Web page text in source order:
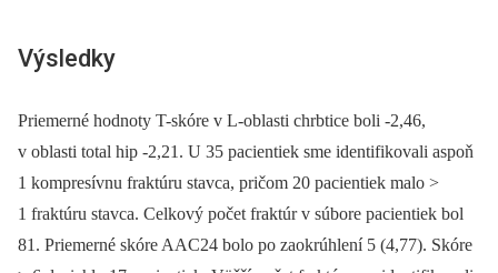
Výsledky
Priemerné hodnoty T-skóre v L-oblasti chrbtice boli -2,46,
v oblasti total hip -2,21. U 35 pacientiek sme identifikovali aspoň
1 kompresívnu fraktúru stavca, pričom 20 pacientiek malo >
1 fraktúru stavca. Celkový počet fraktúr v súbore pacientiek bol
81. Priemerné skóre AAC24 bolo po zaokrúhlení 5 (4,77). Skóre